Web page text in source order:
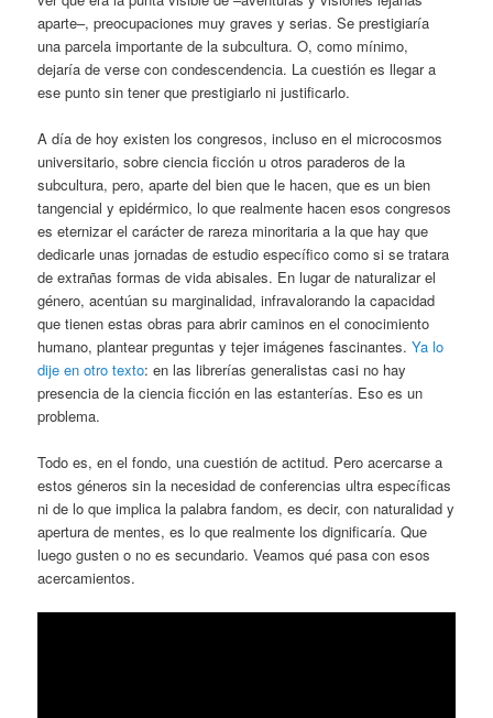
aparte–, preocupaciones muy graves y serias. Se prestigiaría
una parcela importante de la subcultura. O, como mínimo,
dejaría de verse con condescendencia. La cuestión es llegar a
ese punto sin tener que prestigiarlo ni justificarlo.
A día de hoy existen los congresos, incluso en el microcosmos
universitario, sobre ciencia ficción u otros paraderos de la
subcultura, pero, aparte del bien que le hacen, que es un bien
tangencial y epidérmico, lo que realmente hacen esos congresos
es eternizar el carácter de rareza minoritaria a la que hay que
dedicarle unas jornadas de estudio específico como si se tratara
de extrañas formas de vida abisales. En lugar de naturalizar el
género, acentúan su marginalidad, infravalorando la capacidad
que tienen estas obras para abrir caminos en el conocimiento
humano, plantear preguntas y tejer imágenes fascinantes.Ya lo
dije en otro texto: en las librerías generalistas casi no hay
presencia de la ciencia ficción en las estanterías. Eso es un
problema.
Todo es, en el fondo, una cuestión de actitud. Pero acercarse a
estos géneros sin la necesidad de conferencias ultra específicas
ni de lo que implica la palabra fandom, es decir, con naturalidad y
apertura de mentes, es lo que realmente los dignificaría. Que
luego gusten o no es secundario. Veamos qué pasa con esos
acercamientos.